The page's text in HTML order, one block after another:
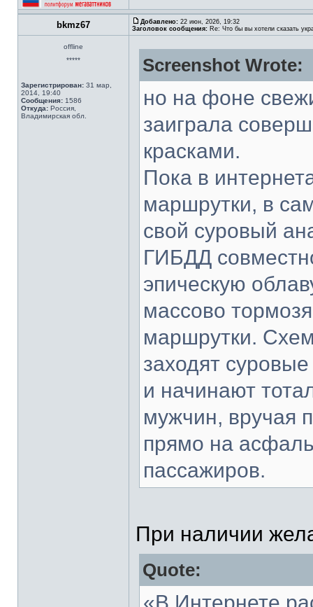
bkmz67 Добавлено: 22 июн, 2026, 19:32
Заголовок сообщения: Re: Что бы вы хотели сказать
offline
*****
Зарегистрирован: 31 мар,
2014, 19:40
Сообщения: 1586
Откуда: Россия,
Владимирская обл.
Screenshot Wrote:
но на фоне
заиграла
красками.
Пока в
маршрутки, в
свой суровый
ГИБДД
эпическую
массово
маршрутки.
заходят
и начинают
мужчин, вручая
прямо на
пассажиров.
При наличии
Quote: